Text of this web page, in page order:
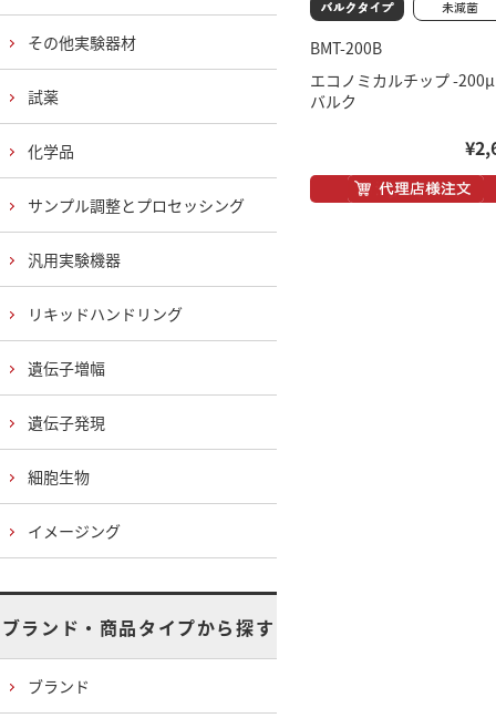
BMT-200B
エコノミカルチップ -
バルク
その他実験器材
試薬
化学品
サンプル調整とプロセッシング
汎用実験機器
リキッドハンドリング
遺伝子増幅
遺伝子発現
細胞生物
イメージング
ブランド・商品タイプから探す
ブランド